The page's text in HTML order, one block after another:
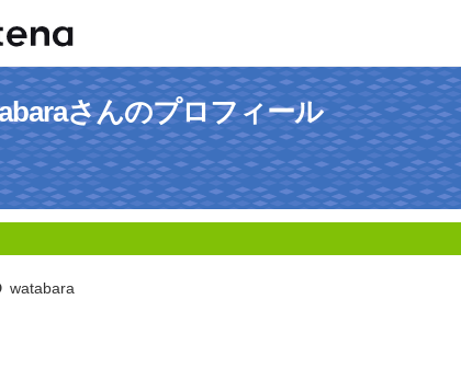
さんのプロフィール
watabara